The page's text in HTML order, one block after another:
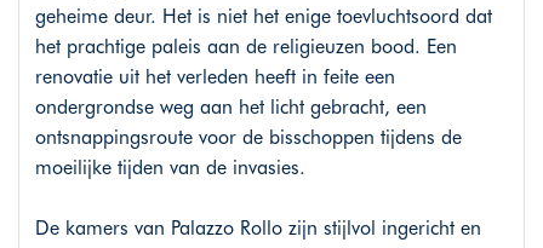
geheime deur. Het is niet het enige toevluchtsoord dat
het prachtige paleis aan de religieuzen bood. Een
renovatie uit het verleden heeft in feite een
ondergrondse weg aan het licht gebracht, een
ontsnappingsroute voor de bisschoppen tijdens de
moeilijke tijden van de invasies.
De kamers van Palazzo Rollo zijn stijlvol ingericht en